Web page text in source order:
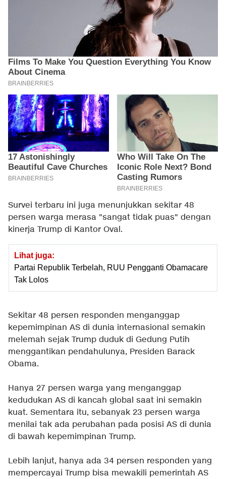
Survei terbaru ini juga menunjukkan sekitar 48
persen warga merasa "sangat tidak puas" dengan
kinerja Trump di Kantor Oval.
Lihat juga:
Partai Republik Terbelah, RUU Pengganti Obamacare
Tak Lolos
Sekitar 48 persen responden menganggap
kepemimpinan AS di dunia internasional semakin
melemah sejak Trump duduk di Gedung Putih
menggantikan pendahulunya, Presiden Barack
Obama.
Hanya 27 persen warga yang menganggap
kedudukan AS di kancah global saat ini semakin
kuat. Sementara itu, sebanyak 23 persen warga
menilai tak ada perubahan pada posisi AS di dunia
di bawah kepemimpinan Trump.
Lebih lanjut, hanya ada 34 persen responden yang
mempercayai Trump bisa mewakili pemerintah AS